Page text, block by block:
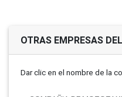
OTRAS EMPRESAS
Dar clic en el nombre de la